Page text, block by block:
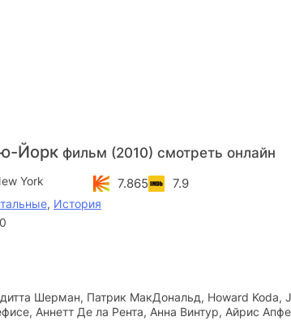
Йорк фильм (2010) смотреть онлайн
York 7.865 7.9
, История
Шерман, Патрик МакДональд, Howard Koda,
Аннетт Де ла Рента, Анна Винтур, Айрис